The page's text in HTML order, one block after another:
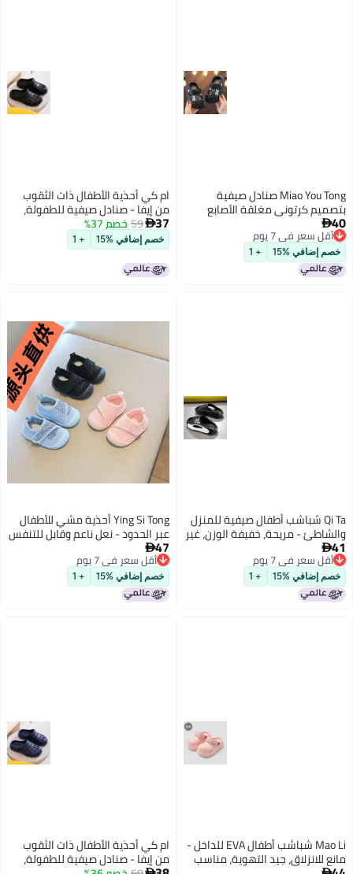
Miao You Tong صنادل صيفية
كرتوني مغلقة الأصابع
مقاومة للانزلاق من مادة 
أقل سعر في 7 يوم
أقل سعر في 7 يوم
إضافي %15 + 1
ام كي أحذية الأطفال ذات الثقوب
من إيفا - صنادل صيفية للطفولة،
مقاومة للانزلاق، مانعة للماء وقابلة
للتنفس

59خصم 37%
خصم إضافي %15 + 1
Qi Ta شباشب أطفال صيفية للمنزل
- مريحة، خفيفة الوزن، غير
للانزلاق، هادئة ومتينة
أقل سعر في 7 يوم
أقل سعر في 7 يوم
إضافي %15 + 1
Ying Si Tong أحذية مشي للأطفال
عبر الحدود - نعل ناعم وقابل للتنفس
ومضاد للانزلاق للاستخدام داخل
المنزل وخارجه
 47
أقل سعر في 7 يوم
أقل سعر في 7 يوم
خصم إضافي %15 + 1
Mao Li شباشب أطفال EVA للداخل -
للانزلاق، جيد التهوية، مناسب
ام كي أحذية الأطفال ذات الثقوب
من إيفا - صنادل صيفية للطفولة،